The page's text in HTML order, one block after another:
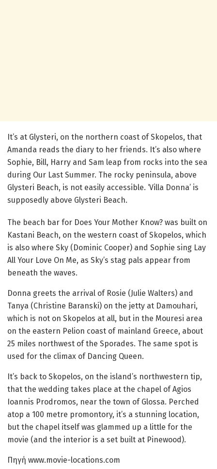
It’s at Glysteri, on the northern coast of Skopelos, that
Amanda reads the diary to her friends. It’s also where
Sophie, Bill, Harry and Sam leap from rocks into the sea
during Our Last Summer. The rocky peninsula, above
Glysteri Beach, is not easily accessible. ‘Villa Donna’ is
supposedly above Glysteri Beach.
The beach bar for Does Your Mother Know? was built on
Kastani Beach, on the western coast of Skopelos, which
is also where Sky (Dominic Cooper) and Sophie sing Lay
All Your Love On Me, as Sky’s stag pals appear from
beneath the waves.
Donna greets the arrival of Rosie (Julie Walters) and
Tanya (Christine Baranski) on the jetty at Damouhari,
which is not on Skopelos at all, but in the Mouresi area
on the eastern Pelion coast of mainland Greece, about
25 miles northwest of the Sporades. The same spot is
used for the climax of Dancing Queen.
It’s back to Skopelos, on the island’s northwestern tip,
that the wedding takes place at the chapel of Agios
Ioannis Prodromos, near the town of Glossa. Perched
atop a 100 metre promontory, it’s a stunning location,
but the chapel itself was glammed up a little for the
movie (and the interior is a set built at Pinewood).
Πηγή www.movie-locations.com